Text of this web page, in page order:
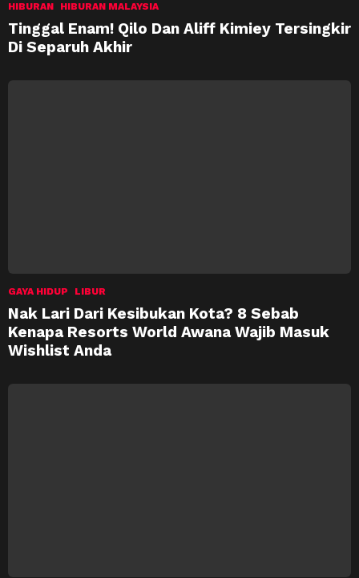
HIBURAN HIBURAN MALAYSIA
Tinggal Enam! Qilo Dan Aliff Kimiey Tersingkir
Di Separuh Akhir
GAYA HIDUP LIBUR
Nak Lari Dari Kesibukan Kota? 8 Sebab
Kenapa Resorts World Awana Wajib Masuk
Wishlist Anda